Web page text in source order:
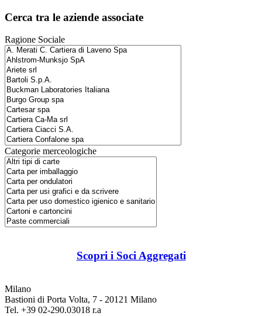
Cerca tra le aziende associate
Ragione Sociale
Categorie merceologiche
Scopri i Soci Aggregati
Milano
Bastioni di Porta Volta, 7 - 20121 Milano
Tel. +39 02-290.03018 r.a